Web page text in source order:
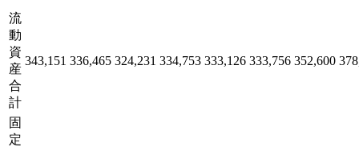
流
動
資
産
合
計
343,151 336,465 324,231 334,753 333,126 333,756 352,600
固
定